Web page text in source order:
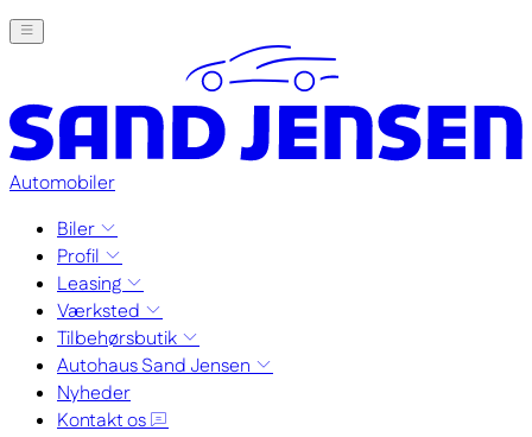
Automobiler
Biler
Profil
Leasing
Værksted
Tilbehørsbutik
Autohaus Sand Jensen
Nyheder
Kontakt os